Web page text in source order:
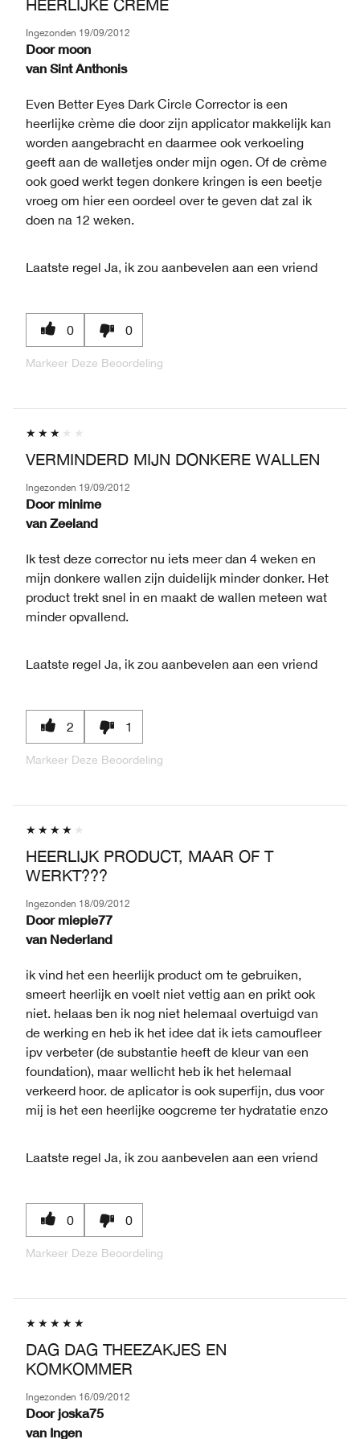
HEERLIJKE CRÈME
Ingezonden 19/09/2012
Door moon
van Sint Anthonis
Even Better Eyes Dark Circle Corrector is een
heerlijke crème die door zijn applicator makkelijk kan
worden aangebracht en daarmee ook verkoeling
geeft aan de walletjes onder mijn ogen. Of de crème
ook goed werkt tegen donkere kringen is een beetje
vroeg om hier een oordeel over te geven dat zal ik
doen na 12 weken.
Laatste regel Ja, ik zou aanbevelen aan een vriend
0 0
Markeer Deze Beoordeling
VERMINDERD MIJN DONKERE WALLEN
Ingezonden 19/09/2012
Door minime
van Zeeland
Ik test deze corrector nu iets meer dan 4 weken en
mijn donkere wallen zijn duidelijk minder donker. Het
product trekt snel in en maakt de wallen meteen wat
minder opvallend.
Laatste regel Ja, ik zou aanbevelen aan een vriend
2 1
Markeer Deze Beoordeling
HEERLIJK PRODUCT, MAAR OF T
WERKT???
Ingezonden 18/09/2012
Door miepie77
van Nederland
ik vind het een heerlijk product om te gebruiken,
smeert heerlijk en voelt niet vettig aan en prikt ook
niet. helaas ben ik nog niet helemaal overtuigd van
de werking en heb ik het idee dat ik iets camoufleer
ipv verbeter (de substantie heeft de kleur van een
foundation), maar wellicht heb ik het helemaal
verkeerd hoor. de aplicator is ook superfijn, dus voor
mij is het een heerlijke oogcreme ter hydratatie enzo
Laatste regel Ja, ik zou aanbevelen aan een vriend
0 0
Markeer Deze Beoordeling
DAG DAG THEEZAKJES EN
KOMKOMMER
Ingezonden 16/09/2012
Door joska75
van Ingen